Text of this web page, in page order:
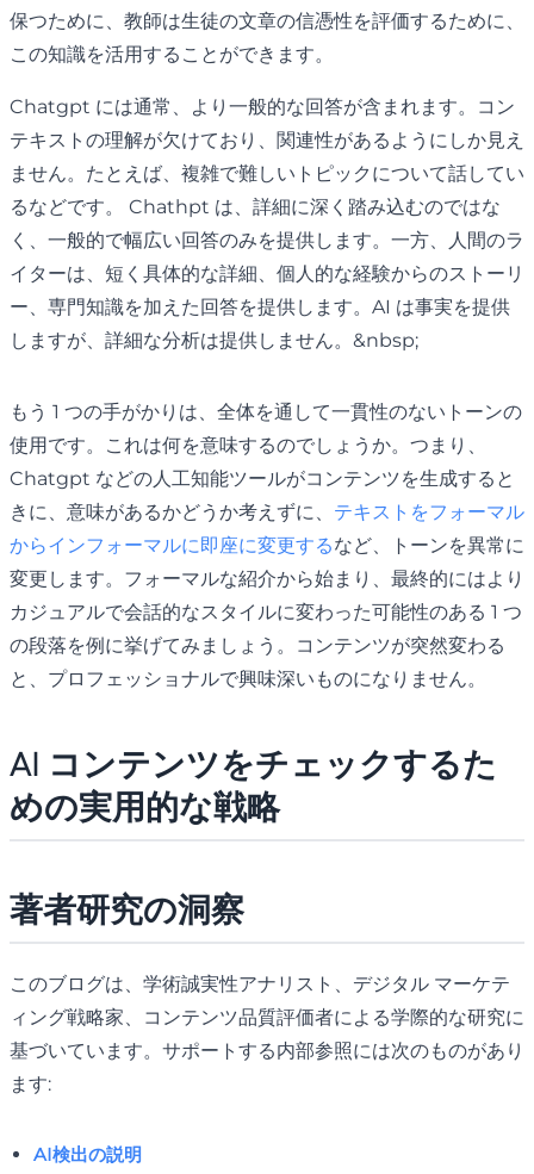
保つために、教師は生徒の文章の信憑性を評価するために、
この知識を活用することができます。
Chatgpt には通常、より一般的な回答が含まれます。コン
テキストの理解が欠けており、関連性があるようにしか見え
ません。たとえば、複雑で難しいトピックについて話してい
るなどです。 Chathpt は、詳細に深く踏み込むのではな
く、一般的で幅広い回答のみを提供します。一方、人間のラ
イターは、短く具体的な詳細、個人的な経験からのストーリ
ー、専門知識を加えた回答を提供します。AI は事実を提供
しますが、詳細な分析は提供しません。&nbsp;
もう 1 つの手がかりは、全体を通して一貫性のないトーンの
使用です。これは何を意味するのでしょうか。つまり、
Chatgpt などの人工知能ツールがコンテンツを生成すると
きに、意味があるかどうか考えずに、 テキストをフォーマル
からインフォーマルに即座に変更するなど、トーンを異常に
変更します。フォーマルな紹介から始まり、最終的にはより
カジュアルで会話的なスタイルに変わった可能性のある 1 つ
の段落を例に挙げてみましょう。コンテンツが突然変わる
と、プロフェッショナルで興味深いものになりません。
AI コンテンツをチェックするた
めの実用的な戦略
著者研究の洞察
このブログは、学術誠実性アナリスト、デジタル マーケテ
ィング戦略家、コンテンツ品質評価者による学際的な研究に
基づいています。サポートする内部参照には次のものがあり
ます:
AI検出の説明